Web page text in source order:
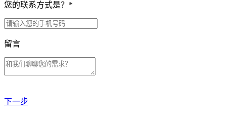
您的联系方式是？ *
留言
下一步